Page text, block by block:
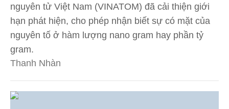
nguyên tử Việt Nam (VINATOM) đã cải thiện giới
hạn phát hiện, cho phép nhận biết sự có mặt của
nguyên tố ở hàm lượng nano gram hay phần tỷ
gram.
Thanh Nhàn